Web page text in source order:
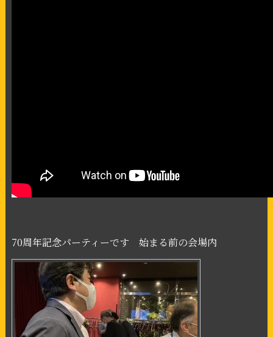
70周年記念パーティーです 始まる前の会場内